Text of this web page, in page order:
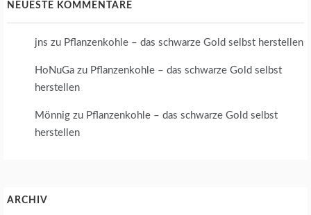
NEUESTE KOMMENTARE
jns zu Pflanzenkohle – das schwarze Gold selbst herstellen
HoNuGa zu Pflanzenkohle – das schwarze Gold selbst
herstellen
Mönnig zu Pflanzenkohle – das schwarze Gold selbst
herstellen
ARCHIV